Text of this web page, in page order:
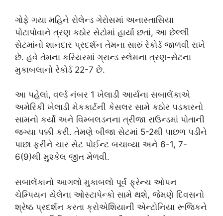
ગોફે ગયા મહિને રોલેન્ડ ગેરોસમાં અનાસ્તાસિયા
પોટાપોવાને ત્રણ કઠોર સેટોમાં હાર્યા છતાં, આ છેલ્લી
સેટમાંનો શાનદાર પ્રદર્શન તેમના સારું રેકોર્ડ જાળવી રાખે
છે. હવે તેમના કરિયરમાં ગ્રાન્ડ સ્લેમના ત્રણ-સેટના
મુકાબલાનો રેકોર્ડ 22-7 છે.
આ પહેલાં, વર્લ્ડ નંબર 1 ખેલાડી આર્યના સબાલેંકાએ
અમેરિકી ખેલાડી મેકકાર્ટની કેસલર સામે કઠોર પડકારનો
સામનો કર્યો અને વિમ્બલડનના ત્રીજા રાઉન્ડમાં પોતાની
જગ્યા પક્કી કરી. તેમણે બીજા સેટમાં 5-2થી પાછળ પડીને
પાછા ફરીને ચાર સેટ પોઈન્ટ બચાવ્યા અને 6-1, 7-
6(9)થી મુશ્કેલ જીત મેળવી.
સબાલેંકાનો આગલો મુકાબલો પૂર્વ ફ્રેન્ચ ઓપન
ચેમ્પિયન યેલેના ઓસ્ટાપેન્કો સામે થશે, જેમણે દિવસનો
શ્રેષ્ઠ પ્રદર્શન કરતા ક્રોએશિયાની એન્ટોનિયા રૂજિકને